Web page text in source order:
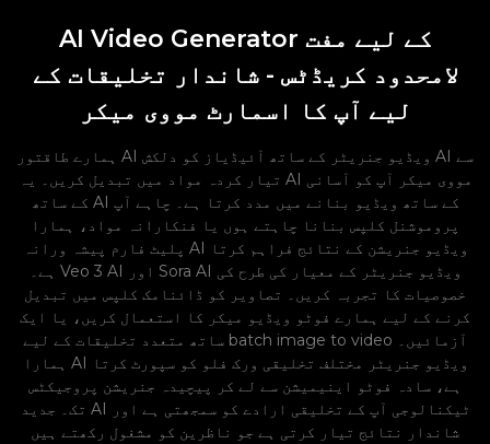
AI Video Generator کے لیے مفت
لامحدود کریڈٹس - شاندار تخلیقات کے
لیے آپ کا اسمارٹ مووی میکر
ہمارے طاقتور AI ویڈیو جنریٹر کے ساتھ آئیڈیاز کو دلکش AI سے
تیار کردہ مواد میں تبدیل کریں۔ یہ AI مووی میکر آپ کو آسانی
کے ساتھ AI کے ساتھ ویڈیو بنانے میں مدد کرتا ہے۔ چاہے آپ
پروموشنل کلپس بنانا چاہتے ہوں یا فنکارانہ مواد، ہمارا
پلیٹ فارم پیشہ ورانہ AI ویڈیو جنریشن کے نتائج فراہم کرتا
ہے۔ Veo 3 AI اور Sora AI ویڈیو جنریٹر کے معیار کی طرح کی
خصوصیات کا تجربہ کریں۔ تصاویر کو ڈائنامک کلپس میں تبدیل
کرنے کے لیے ہمارے فوٹو ویڈیو میکر کا استعمال کریں، یا ایک
ساتھ متعدد تخلیقات کے لیے batch image to video آزمائیں۔
ہمارا AI ویڈیو جنریٹر مختلف تخلیقی ورک فلو کو سپورٹ کرتا
ہے، سادہ فوٹو اینیمیشن سے لے کر پیچیدہ جنریشن پروجیکٹس
تک۔ جدید AI ٹیکنالوجی آپ کے تخلیقی ارادے کو سمجھتی ہے اور
شاندار نتائج تیار کرتی ہے جو ناظرین کو مشغول رکھتے ہیں